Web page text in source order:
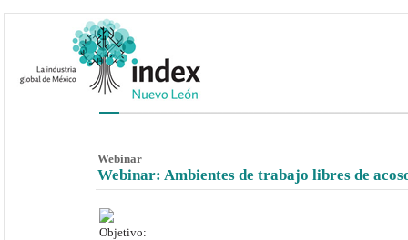
Webinar
Webinar: Ambientes de trabajo libres de
Objetivo: